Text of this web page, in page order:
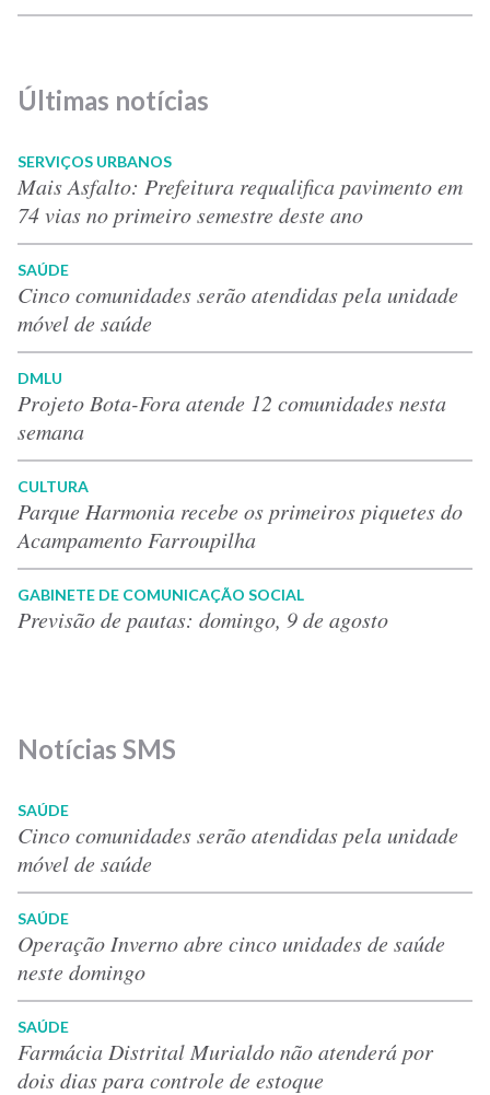
Últimas notícias
SERVIÇOS URBANOS
Mais Asfalto: Prefeitura requalifica pavimento em
74 vias no primeiro semestre deste ano
SAÚDE
Cinco comunidades serão atendidas pela unidade
móvel de saúde
DMLU
Projeto Bota-Fora atende 12 comunidades nesta
semana
CULTURA
Parque Harmonia recebe os primeiros piquetes do
Acampamento Farroupilha
GABINETE DE COMUNICAÇÃO SOCIAL
Previsão de pautas: domingo, 9 de agosto
Notícias SMS
SAÚDE
Cinco comunidades serão atendidas pela unidade
móvel de saúde
SAÚDE
Operação Inverno abre cinco unidades de saúde
neste domingo
SAÚDE
Farmácia Distrital Murialdo não atenderá por
dois dias para controle de estoque